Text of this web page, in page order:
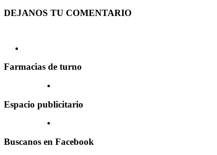
DEJANOS TU COMENTARIO
Farmacias de turno
Espacio publicitario
Buscanos en Facebook